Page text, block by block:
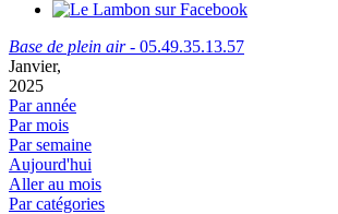
Base de plein air- 05.49.35.13.57
Janvier,
2025
Par année
Par mois
Par semaine
Aujourd'hui
Aller au mois
Par catégories